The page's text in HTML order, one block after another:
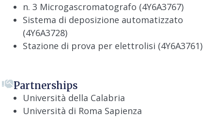
n. 3 Microgascromatografo (4Y6A3767)
Sistema di deposizione automatizzato
(4Y6A3728)
Stazione di prova per elettrolisi (4Y6A3761)
Partnerships
Università della Calabria
Università di Roma Sapienza